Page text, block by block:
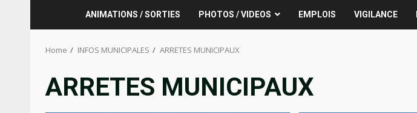
ANIMATIONS / SORTIES PHOTOS / VIDEOS EMPLOIS VIGILANCE
Home INFOS MUNICIPALES ARRETES MUNICIPAUX
ARRETES MUNICIPAUX